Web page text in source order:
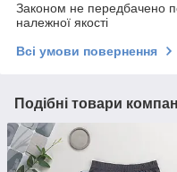
Законом не передбачено
належної якості
Всі умови повернення
Подібні товари